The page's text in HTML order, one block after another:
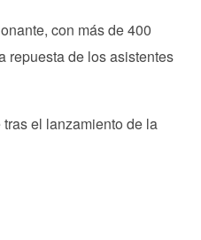
con más de 400
repuesta de los asistentes
el lanzamiento de la